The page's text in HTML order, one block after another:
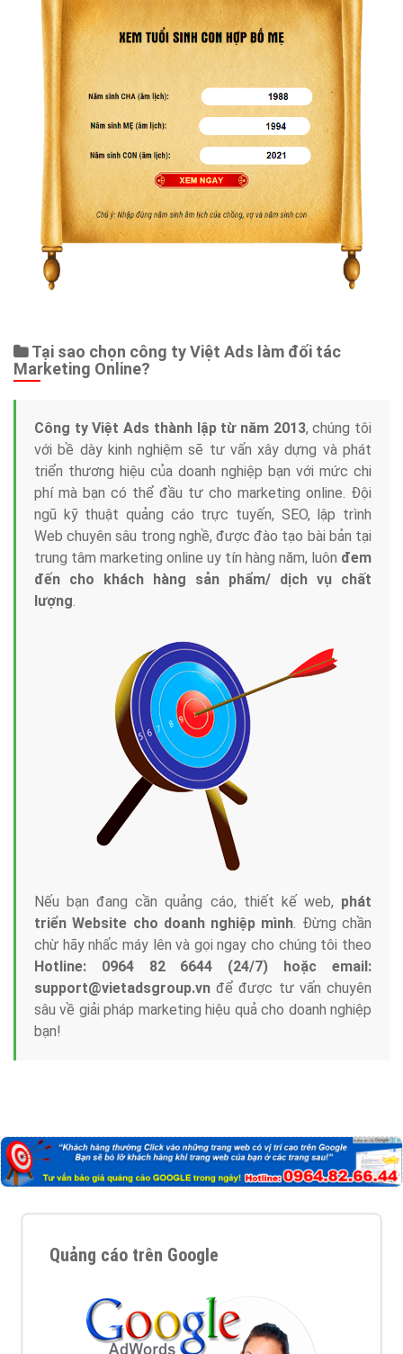
Tại sao chọn công ty Việt Ads làm đối tác
Marketing Online?
Công ty Việt Ads thành lập từ năm 2013, chúng tôi
với bề dày kinh nghiệm sẽ tư vấn xây dựng và phát
triển thương hiệu của doanh nghiệp bạn với mức chi
phí mà bạn có thể đầu tư cho marketing online. Đội
ngũ kỹ thuật quảng cáo trực tuyến, SEO, lập trình
Web chuyên sâu trong nghề, được đào tạo bài bản tại
trung tâm marketing online uy tín hàng năm, luôn đem
đến cho khách hàng sản phẩm/ dịch vụ chất
lượng.
Nếu bạn đang cần quảng cáo, thiết kế web, phát
triển Website cho doanh nghiệp mình. Đừng chần
chừ hãy nhấc máy lên và gọi ngay cho chúng tôi theo
Hotline: 0964 82 6644 (24/7) hoặc email:
support@vietadsgroup.vn để được tư vấn chuyên
sâu về giải pháp marketing hiệu quả cho doanh nghiệp
bạn!
Quảng cáo trên Google